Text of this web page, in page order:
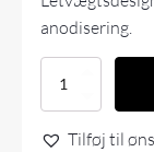
anodisering.
2BME–
Sauer
P320Tilføj til